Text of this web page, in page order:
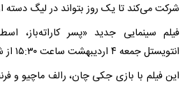
شرکت می‌کند تا یک روز بتواند در لیگ دسته‌
فیلم سینمایی جدید «پسر کاراته‌باز،
انتویستل جمعه‌ ۴ اردیبهشت ‌ساعت ۱۵:۳۰ از شبکه‌سه‌سیما پخش می‌شود.
این فیلم با بازی جکی چان، رالف ماچیو و